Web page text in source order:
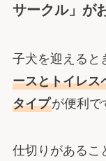
サークル」が
子犬を迎えると
ースとトイレス
タイプが便利で
仕切りがあるこ